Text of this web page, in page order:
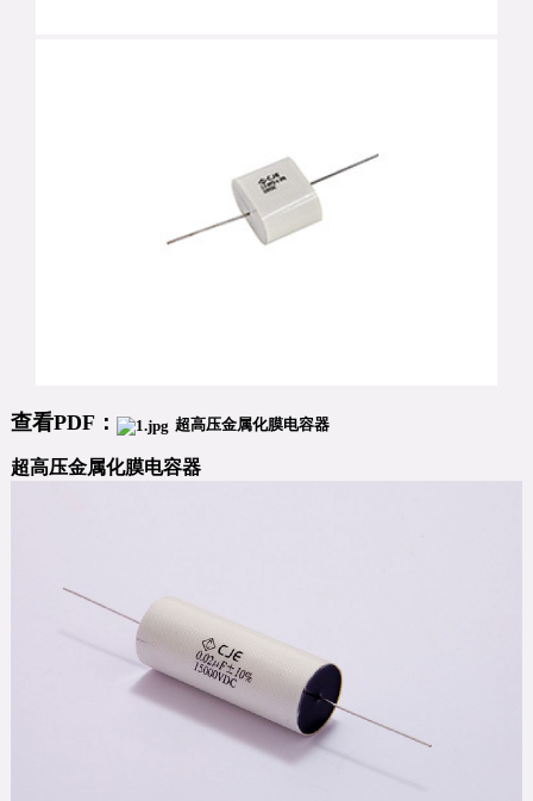
查看PDF： 超高压金属化膜电容器
超高压金属化膜电容器